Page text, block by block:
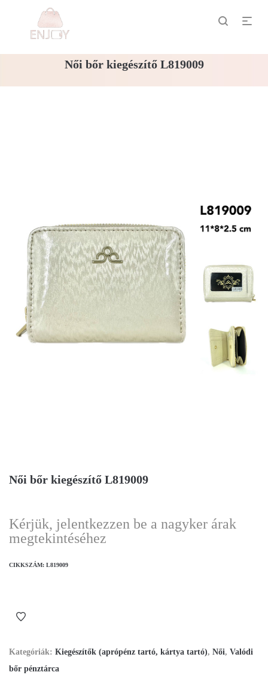
Női bőr kiegészítő L819009
Női bőr kiegészítő L819009
Kérjük, jelentkezzen be a nagyker árak
megtekintéséhez
CIKKSZÁM: L819009
Kategóriák: Kiegészítők (aprópénz tartó, kártya tartó), Női, Valódi
bőr pénztárca